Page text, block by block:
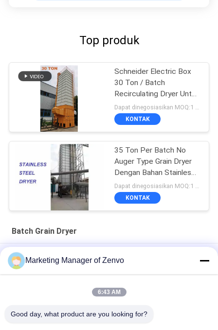
Top produk
Schneider Electric Box
30 Ton / Batch
Recirculating Dryer Untuk
Padi
Dapat dinegosiasikan MOQ:1 Set
KONTAK
35 Ton Per Batch No
Auger Type Grain Dryer
Dengan Bahan Stainless
Steel
Dapat dinegosiasikan MOQ:1 set
KONTAK
Batch Grain Dryer
Grain Drying System with 90-Ton Daily Capacity
30 Ton Per Jam Pengering Gandum Dengan Efisiensi Tinggi
Kapasitas Udara Panas 60-130°C 16.603kw
Marketing Manager of Zenvo
6:43 AM
Good day, what product are you looking for?